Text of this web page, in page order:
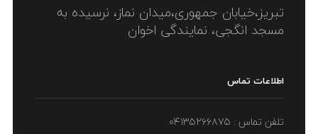
تبریز،خیابان جمهوری،میدان نماز، نرسیده به
مسجد انگجی، نمایندگی اخوان
اطلاعات تماس
تلفن تماس : ۰۴۱۳۵۲۶۶۸۷۵